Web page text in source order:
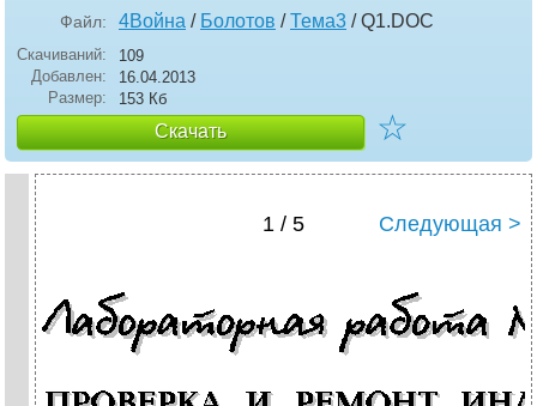
Файл: 4Война / Болотов /Тема3 / Q1.DOC
Скачиваний:
109
Добавлен:
16.04.2013
Размер:
153 Кб
Скачать ☆
1 / 5 Следующая >